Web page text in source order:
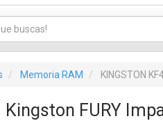
Memoria RAM KINGSTON
Kingston FURY